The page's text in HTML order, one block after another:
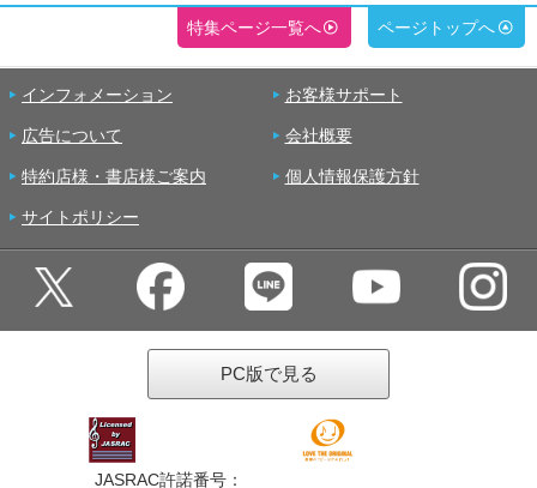
特集ページ一覧へ ページトップへ
インフォメーション お客様サポート
広告について 会社概要
特約店様・書店様ご案内 個人情報保護方針
サイトポリシー
PC版で見る
JASRAC許諾番号：